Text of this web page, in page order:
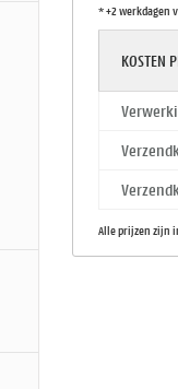
* +2 werkdagen
KOSTEN
Alle prijzen zijn